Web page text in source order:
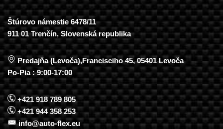
Štúrovo námestie 6478/11
911 01 Trenčín, Slovenská republika
Predajňa (Levoča),Francisciho 45, 05401 Levoča
Po-Pia : 9:00-17:00
+421 918 789 805
+421 944 358 253
info@auto-flex.eu